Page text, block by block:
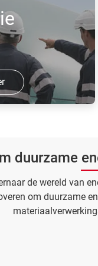
duurzame
de wereld van
om duurzame